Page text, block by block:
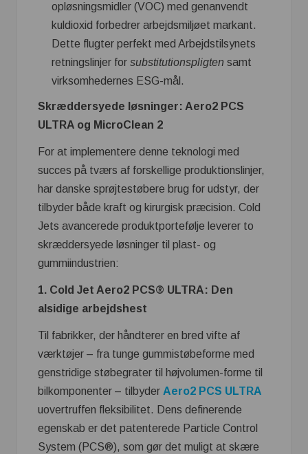
opløsningsmidler (VOC) med genanvendt
kuldioxid forbedrer arbejdsmiljøet markant.
Dette flugter perfekt med Arbejdstilsynets
retningslinjer for substitutionspligten samt
virksomhedernes ESG-mål.
Skræddersyede løsninger: Aero2 PCS
ULTRA og MicroClean 2
For at implementere denne teknologi med
succes på tværs af forskellige produktionslinjer,
har danske sprøjtestøbere brug for udstyr, der
tilbyder både kraft og kirurgisk præcision. Cold
Jets avancerede produktportefølje leverer to
skræddersyede løsninger til plast- og
gummiindustrien:
1. Cold Jet Aero2 PCS® ULTRA: Den
alsidige arbejdshest
Til fabrikker, der håndterer en bred vifte af
værktøjer – fra tunge gummistøbeforme med
genstridige støbegrater til højvolumen-forme til
bilkomponenter – tilbyder Aero2 PCS ULTRA
uovertruffen fleksibilitet. Dens definerende
egenskab er det patenterede Particle Control
System (PCS®), som gør det muligt at skære